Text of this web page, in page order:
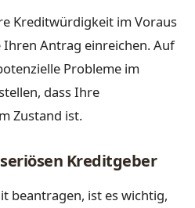
Kreditwürdigkeit im Voraus
Antrag einreichen. Auf
Probleme im
dass Ihre
Zustand ist.
Kreditgeber
beantragen, ist es wichtig,